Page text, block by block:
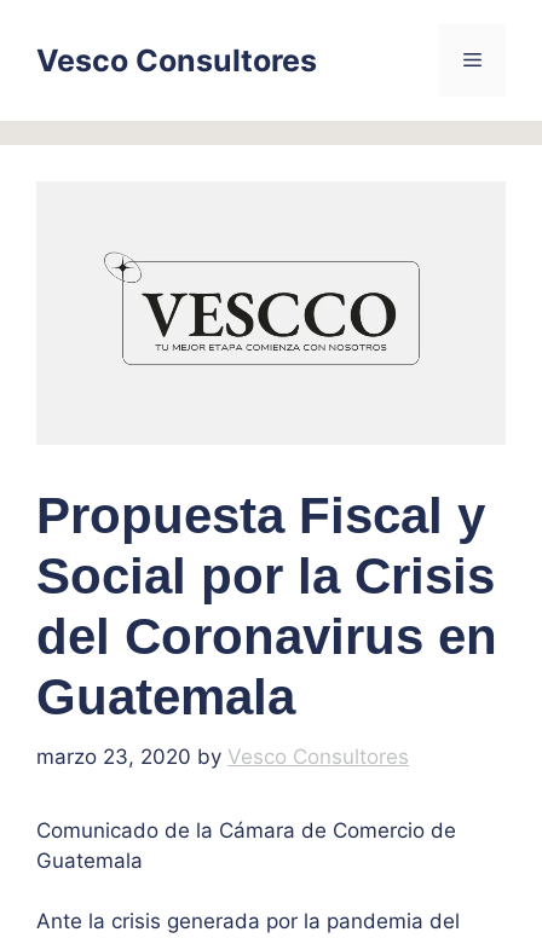
contentVesco Consultores Menu
Propuesta Fiscal y
Social por la Crisis
del Coronavirus en
Guatemala
marzo 23, 2020 by Vesco Consultores
Comunicado de la Cámara de Comercio de
Guatemala
Ante la crisis generada por la pandemia del